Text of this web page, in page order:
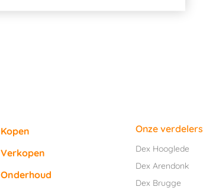
Kopen
Verkopen
Onderhoud
Onze verdelers
Dex Hooglede
Dex Arendonk
Dex Brugge